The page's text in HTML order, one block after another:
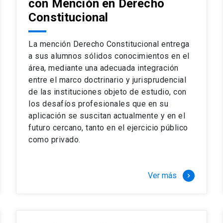
del programa hasta 8 semestres. Los alumnos que
principalmente a extranjeros, que permite concentrar
expectativas profesionales, eligiendo entre una variedad de
de graduación de diciembre a marzo.
complejo y sofisticado ejercicio profesional. La
de nuestros alumnos, tanto nacionales como
especialmente orientado a las necesidades de la
lectivos, seminarios de casos y actualización de
en los problemas legales más complejos.
perfeccionamiento en los conocimientos del área, tanto
compleja de los problemas que enfrenta nuestra
académico como en lo profesional, haciéndote
con Mención en Derecho
Constitucional
La mención Derecho Constitucional entrega
a sus alumnos sólidos conocimientos en el
área, mediante una adecuada integración
entre el marco doctrinario y jurisprudencial
de las instituciones objeto de estudio, con
los desafíos profesionales que en su
aplicación se suscitan actualmente y en el
futuro cercano, tanto en el ejercicio público
como privado.
Ver más keyboard_arrow_right